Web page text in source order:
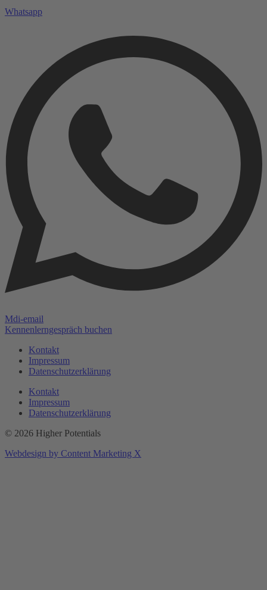
Whatsapp
Mdi-email
Kennenlerngespräch buchen
Kontakt
Impressum
Datenschutzerklärung
Kontakt
Impressum
Datenschutzerklärung
© 2026 Higher Potentials
Webdesign by Content Marketing X